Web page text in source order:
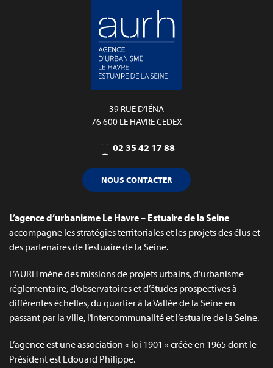
39 RUE D’IÉNA
76 600 LE HAVRE CEDEX
02 35 42 17 88
NOUS CONTACTER
L’agence d’urbanisme Le Havre – Estuaire de la Seine
accompagne les stratégies territoriales et les projets des élus et
des partenaires de l’estuaire de la Seine.
L’AURH mène des missions de projets urbains, d’urbanisme
réglementaire, d’observatoires et d’études prospectives à
différentes échelles, du quartier à la Vallée de la Seine en
passant par la ville, l’intercommunalité et l’estuaire de la Seine.
L’agence est une association « loi 1901 » créée en 1965 dont le
Président est Edouard Philippe.